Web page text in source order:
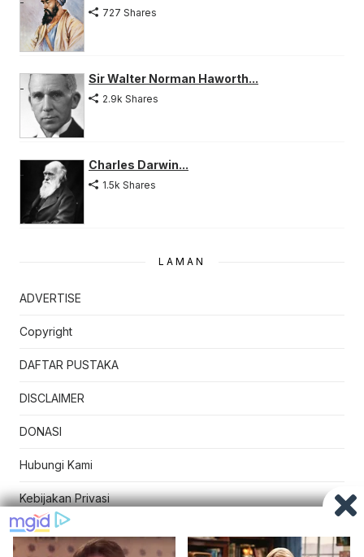
727 Shares
Sir Walter Norman Haworth...
2.9k Shares
Charles Darwin...
1.5k Shares
LAMAN
ADVERTISE
Copyright
DAFTAR PUSTAKA
DISCLAIMER
DONASI
Hubungi Kami
Kebijakan Privasi